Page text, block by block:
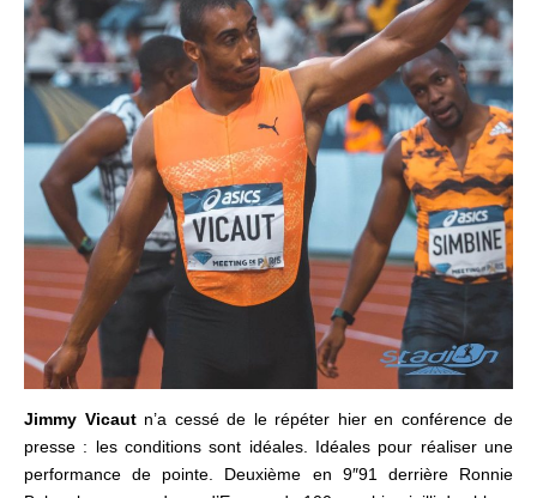
Jimmy Vicaut n’a cessé de le répéter hier en conférence de
presse : les conditions sont idéales. Idéales pour réaliser une
performance de pointe. Deuxième en 9″91 derrière Ronnie